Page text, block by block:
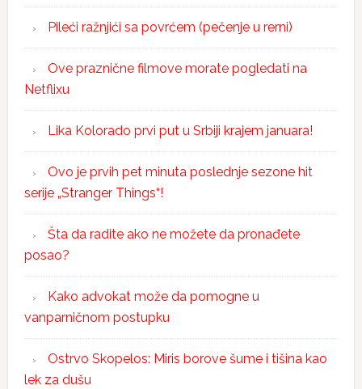
Pileći ražnjići sa povrćem (pečenje u rerni)
Ove praznične filmove morate pogledati na
Netflixu
Lika Kolorado prvi put u Srbiji krajem januara!
Ovo je prvih pet minuta poslednje sezone hit
serije „Stranger Things“!
Šta da radite ako ne možete da pronađete
posao?
Kako advokat može da pomogne u
vanparničnom postupku
Ostrvo Skopelos: Miris borove šume i tišina kao
lek za dušu